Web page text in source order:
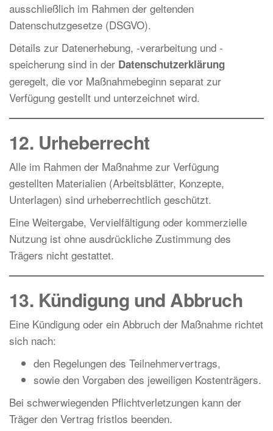
ausschließlich im Rahmen der geltenden
Datenschutzgesetze (DSGVO).
Details zur Datenerhebung, -verarbeitung und -
speicherung sind in der Datenschutzerklärung
geregelt, die vor Maßnahmebeginn separat zur
Verfügung gestellt und unterzeichnet wird.
12. Urheberrecht
Alle im Rahmen der Maßnahme zur Verfügung
gestellten Materialien (Arbeitsblätter, Konzepte,
Unterlagen) sind urheberrechtlich geschützt.
Eine Weitergabe, Vervielfältigung oder kommerzielle
Nutzung ist ohne ausdrückliche Zustimmung des
Trägers nicht gestattet.
13. Kündigung und Abbruch
Eine Kündigung oder ein Abbruch der Maßnahme richtet
sich nach:
den Regelungen des Teilnehmervertrags,
sowie den Vorgaben des jeweiligen Kostenträgers.
Bei schwerwiegenden Pflichtverletzungen kann der
Träger den Vertrag fristlos beenden.